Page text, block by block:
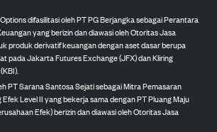
difasilitasi oleh PT PG Berjangka sebagai Perantara
yang berizin dan diawasi oleh Otoritas Jasa
produk derivatif keuangan dengan aset dasar berupa
pada Jakarta Futures Exchange (JFX) dan Kliring
PT Sarana Santosa Sejati sebagai Mitra Pemasaran
Level II yang bekerja sama dengan PT Pluang Maju
Efek) berizin dan diawasi oleh Otoritas Jasa